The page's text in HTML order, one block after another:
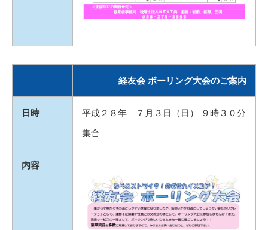
経友会 ボーリング大会のご案内
日時
平成２８年 ７月３日（日） ９時３０分
集合
内容